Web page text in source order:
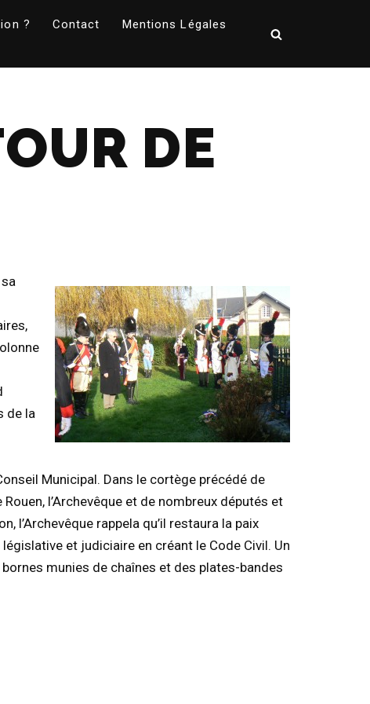
? Contact
Mentions Légales
DE
de la
Municipal. Dans le cortège précédé de
l’Archevêque et de nombreux députés et
l’Archevêque rappela qu’il restaura la paix
et judiciaire en créant le Code Civil. Un
munies de chaînes et des plates-bandes